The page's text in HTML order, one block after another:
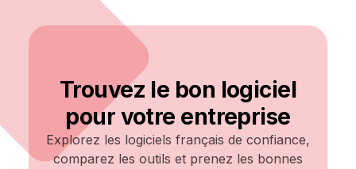
Trouvez le bon logiciel
pour votre entreprise
Explorez les logiciels français de confiance,
comparez les outils et prenez les bonnes